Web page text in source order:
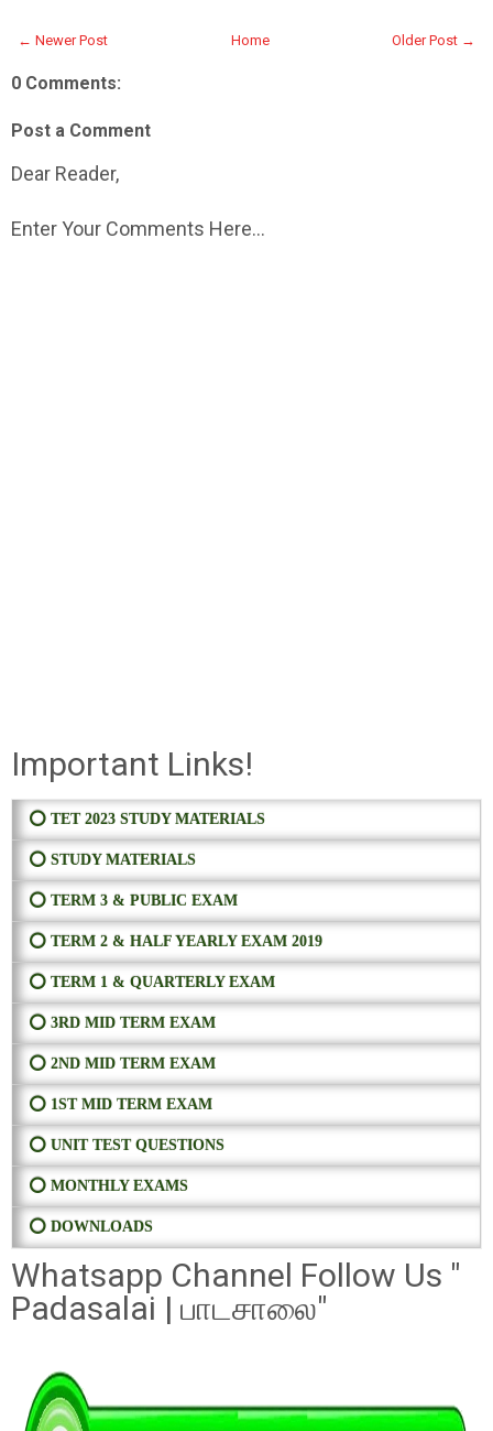
← Newer Post Older Post →
Home
0 Comments:
Post a Comment
Dear Reader,
Enter Your Comments Here...
Important Links!
⭕ TET 2023 STUDY MATERIALS
⭕ STUDY MATERIALS
⭕ TERM 3 & PUBLIC EXAM
⭕ TERM 2 & HALF YEARLY EXAM 2019
⭕ TERM 1 & QUARTERLY EXAM
⭕ 3RD MID TERM EXAM
⭕ 2ND MID TERM EXAM
⭕ 1ST MID TERM EXAM
⭕ UNIT TEST QUESTIONS
⭕ MONTHLY EXAMS
⭕ DOWNLOADS
Whatsapp Channel Follow Us "
Padasalai | பாடசாலை"